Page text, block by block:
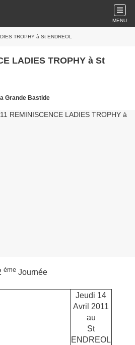
MENU
TROPHY à St ENDREOL
LADIES TROPHY à St
Grande Bastide
éme Journée
Jeudi 14
Avril 2011
au
St
ENDREOL